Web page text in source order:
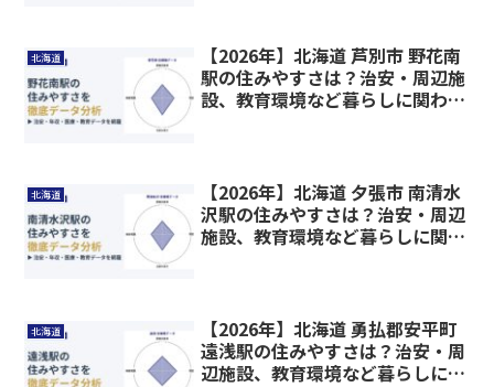
北海道
【2026年】北海道 芦別市 野花南
駅の住みやすさは？治安・周辺施
設、教育環境など暮らしに関わる
北海道
【2026年】北海道 夕張市 南清水
沢駅の住みやすさは？治安・周辺
施設、教育環境など暮らしに関わ
北海道
【2026年】北海道 勇払郡安平町
遠浅駅の住みやすさは？治安・周
辺施設、教育環境など暮らしに関